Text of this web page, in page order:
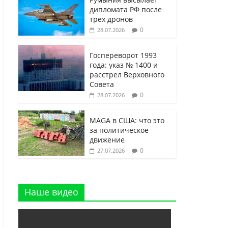
дипломата РФ после
трех дронов
28.07.2026 0
Госпереворот 1993
года: указ № 1400 и
расстрел Верховного
Совета
28.07.2026 0
MAGA в США: что это
за политическое
движение
27.07.2026 0
Наше видео